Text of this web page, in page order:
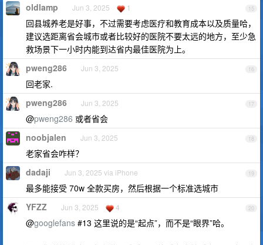
15
oldlamp Jun 3, 2025 1
回县城养老是好事，不过需要考虑医疗和教育成本以及质量哈，
建议选距离省会城市或者比较好的医院不要太远的地方，至少急
救场景下一小时内能到达省内最佳医院为上。
16
pweng286 Jun 3, 2025
回老家.
17
pweng286 Jun 3, 2025
@pweng286 或者省会
18
noobjalen Jun 3, 2025
老家省会咋样？
19
dadaji Jun 3, 2025 via iPhone
最多能接受 70w 全款买房，然后根据一个标准选城市
20
YFZZ Jun 3, 2025 4
@googlefans #13 这里说的是“起点”，而不是“眼界”哈。